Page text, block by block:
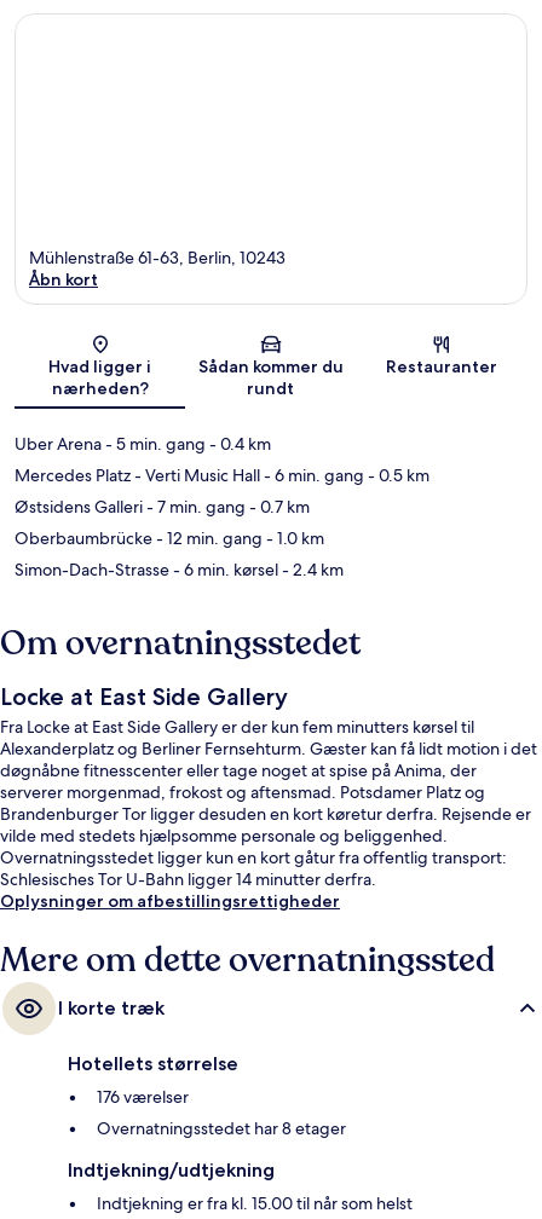
Kort
Mühlenstraße 61-63, Berlin, 10243
Åbn kort
Hvad ligger i
nærheden?
Sådan kommer du
rundt
Restauranter
Uber Arena- 5 min. gang - 0.4 km
Mercedes Platz - Verti Music Hall- 6 min. gang - 0.5 km
Østsidens Galleri- 7 min. gang - 0.7 km
Oberbaumbrücke- 12 min. gang - 1.0 km
Simon-Dach-Strasse- 6 min. kørsel- 2.4 km
Om overnatningsstedet
Locke at East Side Gallery
Fra Locke at East Side Gallery er der kun fem minutters kørsel til
Alexanderplatz og Berliner Fernsehturm. Gæster kan få lidt motion i det
døgnåbne fitnesscenter eller tage noget at spise på Anima, der
serverer morgenmad, frokost og aftensmad. Potsdamer Platz og
Brandenburger Tor ligger desuden en kort køretur derfra. Rejsende er
vilde med stedets hjælpsomme personale og beliggenhed.
Overnatningsstedet ligger kun en kort gåtur fra offentlig transport:
Schlesisches Tor U-Bahn ligger 14 minutter derfra.
Oplysninger om afbestillingsrettigheder
Mere om dette overnatningssted
I korte træk
Hotellets størrelse
176 værelser
Overnatningsstedet har 8 etager
Indtjekning/udtjekning
Indtjekning er fra kl. 15.00 til når som helst